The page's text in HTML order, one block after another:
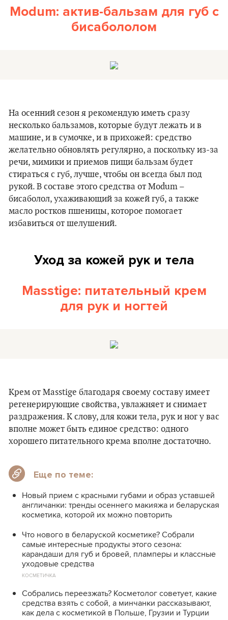
Modum: актив-бальзам для губ с
бисабололом
На осенний сезон я рекомендую иметь сразу
несколько бальзамов, которые будут лежать и в
машине, и в сумочке, и в прихожей: средство
желательно обновлять регулярно, а поскольку из-за
речи, мимики и приемов пищи бальзам будет
стираться с губ, лучше, чтобы он всегда был под
рукой. В составе этого средства от Modum –
бисаболол, ухаживающий за кожей губ, а также
масло ростков пшеницы, которое помогает
избавиться от шелушений.
Уход за кожей рук и тела
Masstige: питательный крем
для рук и ногтей
Крем от Masstige благодаря своему составу имеет
регенерирующие свойства, увлажняет и снимает
раздражения. К слову, для кожи тела, рук и ног у вас
вполне может быть единое средство: одного
хорошего питательного крема вполне достаточно.
Еще по теме:
Новый прием с красными губами и образ уставшей
англичанки: тренды осеннего макияжа и беларуская
косметика, которой их можно повторить
Что нового в беларуской косметике? Собрали
самые интересные продукты этого сезона:
карандаши для губ и бровей, пламперы и классные
уходовые средства
КОСМЕТИЧКА
Собрались переезжать? Косметолог советует, какие
средства взять с собой, а минчанки рассказывают,
как дела с косметикой в Польше, Грузии и Турции